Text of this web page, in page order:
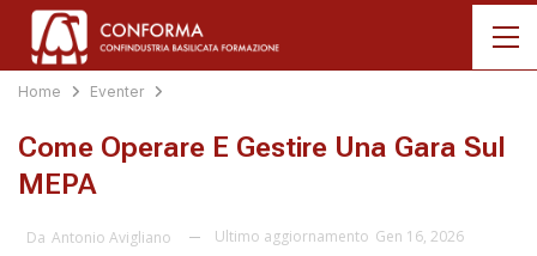
Home Eventer
Come Operare E Gestire Una Gara Sul
MEPA
Da Antonio Avigliano Ultimo aggiornamento Gen 16, 2026